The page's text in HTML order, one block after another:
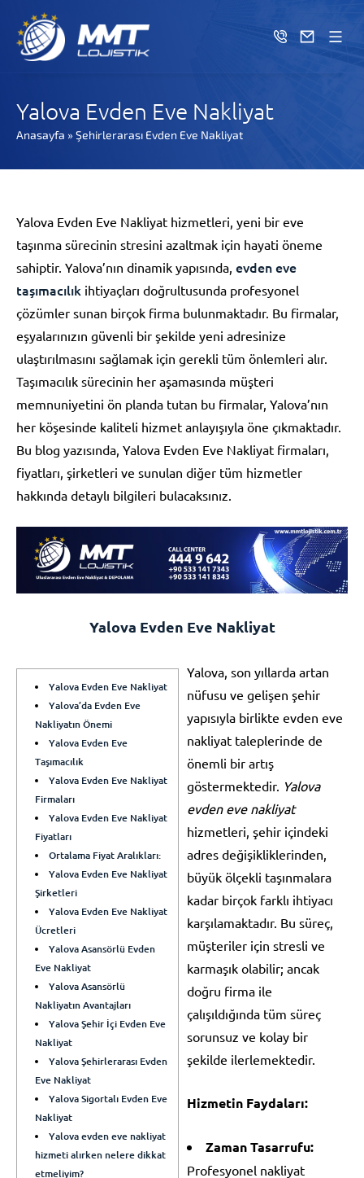
Yalova Evden Eve Nakliyat
Anasayfa » Şehirlerarası Evden Eve Nakliyat
Yalova Evden Eve Nakliyat hizmetleri, yeni bir eve
taşınma sürecinin stresini azaltmak için hayati öneme
sahiptir. Yalova’nın dinamik yapısında, evden eve
taşımacılık ihtiyaçları doğrultusunda profesyonel
çözümler sunan birçok firma bulunmaktadır. Bu firmalar,
eşyalarınızın güvenli bir şekilde yeni adresinize
ulaştırılmasını sağlamak için gerekli tüm önlemleri alır.
Taşımacılık sürecinin her aşamasında müşteri
memnuniyetini ön planda tutan bu firmalar, Yalova’nın
her köşesinde kaliteli hizmet anlayışıyla öne çıkmaktadır.
Bu blog yazısında, Yalova Evden Eve Nakliyat firmaları,
fiyatları, şirketleri ve sunulan diğer tüm hizmetler
hakkında detaylı bilgileri bulacaksınız.
Yalova Evden Eve Nakliyat
Yalova Evden Eve Nakliyat
Yalova’da Evden Eve
Nakliyatın Önemi
Yalova Evden Eve
Taşımacılık
Yalova Evden Eve Nakliyat
Firmaları
Yalova Evden Eve Nakliyat
Fiyatları
Ortalama Fiyat Aralıkları:
Yalova Evden Eve Nakliyat
Şirketleri
Yalova Evden Eve Nakliyat
Ücretleri
Yalova Asansörlü Evden
Eve Nakliyat
Yalova Asansörlü
Nakliyatın Avantajları
Yalova Şehir İçi Evden Eve
Nakliyat
Yalova Şehirlerarası Evden
Eve Nakliyat
Yalova Sigortalı Evden Eve
Nakliyat
Yalova evden eve nakliyat
hizmeti alırken nelere dikkat
etmeliyim?
Yalova, son yıllarda artan
nüfusu ve gelişen şehir
yapısıyla birlikte evden eve
nakliyat taleplerinde de
önemli bir artış
göstermektedir. Yalova
evden eve nakliyat
hizmetleri, şehir içindeki
adres değişikliklerinden,
büyük ölçekli taşınmalara
kadar birçok farklı ihtiyacı
karşılamaktadır. Bu süreç,
müşteriler için stresli ve
karmaşık olabilir; ancak
doğru firma ile
çalışıldığında tüm süreç
sorunsuz ve kolay bir
şekilde ilerlemektedir.
Hizmetin Faydaları:
Zaman Tasarrufu:
Profesyonel nakliyat